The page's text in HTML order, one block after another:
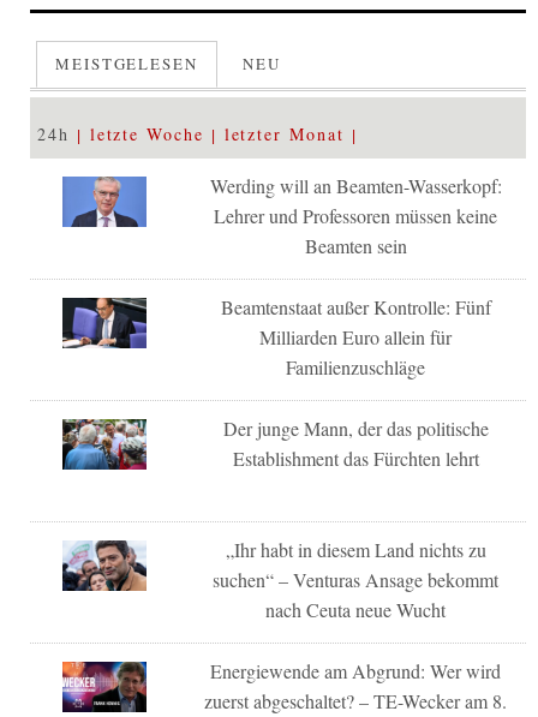
MEISTGELESEN NEU
24h letzte Woche letzter Monat
Werding will an Beamten-Wasserkopf:
Lehrer und Professoren müssen keine
Beamten sein
Beamtenstaat außer Kontrolle: Fünf
Milliarden Euro allein für
Familienzuschläge
Der junge Mann, der das politische
Establishment das Fürchten lehrt
„Ihr habt in diesem Land nichts zu
suchen“ – Venturas Ansage bekommt
nach Ceuta neue Wucht
Energiewende am Abgrund: Wer wird
zuerst abgeschaltet? – TE-Wecker am 8.